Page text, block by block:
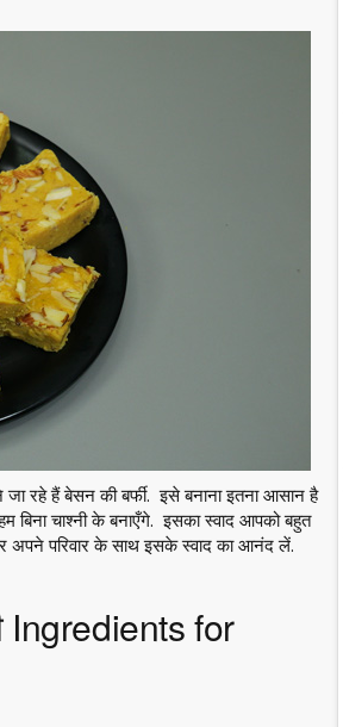
जा रहे हैं बेसन की बर्फी. इसे बनाना इतना आसान है
चाश्नी के बनाएँगे. इसका स्वाद आपको बहुत
अपने परिवार के साथ इसके स्वाद का आनंद लें.
Ingredients for